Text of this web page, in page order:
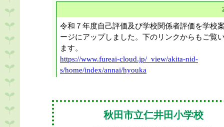
令和７年度自己評価及び学校関係者評価を学校
ージにアップしました。下のリンクからもご覧
ます。
https://www.fureai-cloud.jp/_view/akita-nid-
s/home/index/annai/hyouka
1月７日、〈あきぎん〉ＳＤＧｓ応援私募債寄贈
秋田市立仁井田小学校